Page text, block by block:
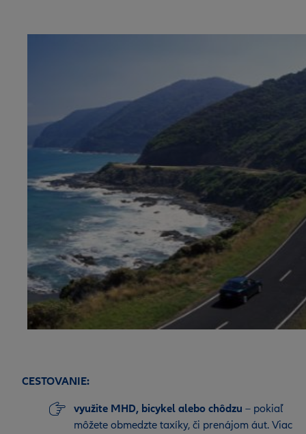
CESTOVANIE:
využite MHD, bicykel alebo chôdzu – pokiaľ
môžete obmedzte taxíky, či prenájom áut. Viac